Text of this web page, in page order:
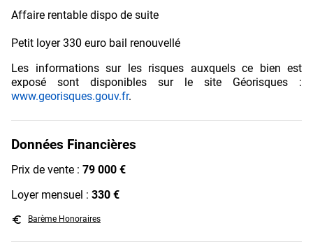
Affaire rentable dispo de suite
Petit loyer 330 euro bail renouvellé
Les informations sur les risques auxquels ce bien est
exposé sont disponibles sur le site Géorisques :
www.georisques.gouv.fr.
Données Financières
Prix de vente : 79 000 €
Loyer mensuel : 330 €
euro_symbol Barème Honoraires